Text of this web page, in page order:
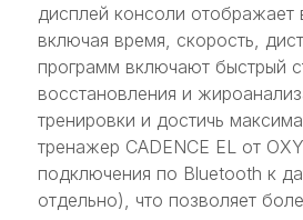
дисплей консоли
включая время, скорость,
программ включают быстрый
восстановления и
тренировки и достичь
тренажер CADENCE EL от
подключения по Bluetooth к
отдельно), что позволяет